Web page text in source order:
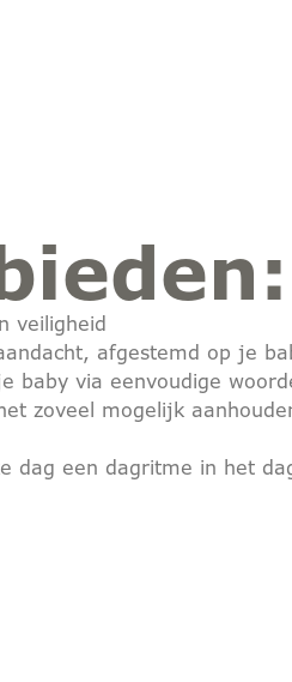
veiligheid
afgestemd op je
baby via eenvoudige
zoveel mogelijk
dag een dagritme in het